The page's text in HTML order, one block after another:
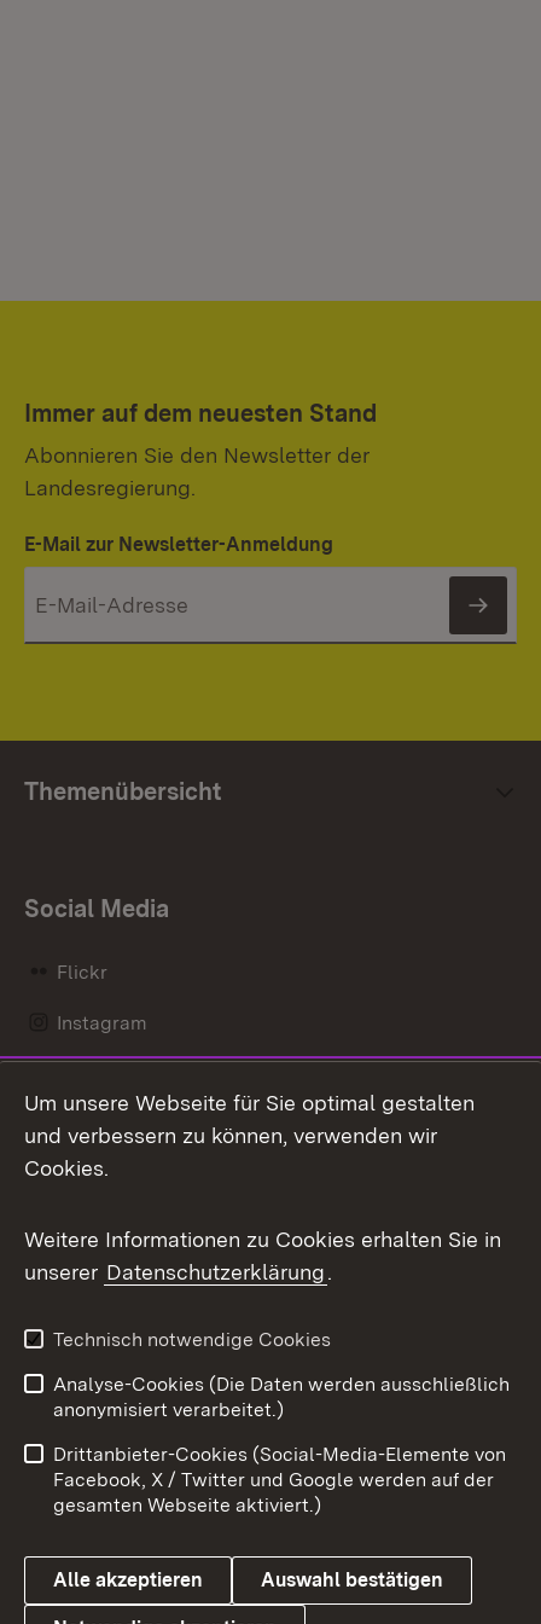
Immer auf dem neuesten Stand
Abonnieren Sie den Newsletter der
Landesregierung.
E-Mail zur Newsletter-Anmeldung
Themenübersicht
Social Media
Flickr
Instagram
Mastodon
Messenger
Social Wall
X / Twitter
Youtube
Benutzungshinweise
Barrierefreiheit
Datenschutz
Cookies
Um unsere Webseite für Sie optimal gestalten
und verbessern zu können, verwenden wir
Cookies.
Weitere Informationen zu Cookies erhalten Sie in
unserer Datenschutzerklärung.
Technisch notwendige Cookies
Analyse-Cookies (Die Daten werden ausschließlich
anonymisiert verarbeitet.)
Drittanbieter-Cookies (Social-Media-Elemente von
Facebook, X / Twitter und Google werden auf der
gesamten Webseite aktiviert.)
Alle akzeptieren Auswahl bestätigen